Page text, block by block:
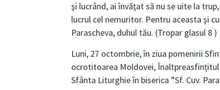
şi lucrând, ai învăţat să nu se uite la
lucrul cel nemuritor. Pentru aceasta şi
Parascheva, duhul tău. (Tropar glasul 8 )
Luni, 27 octombrie, în ziua pomenirii
ocrotitoarea Moldovei,
Sfânta Liturghie în biserica ”Sf. Cuv.